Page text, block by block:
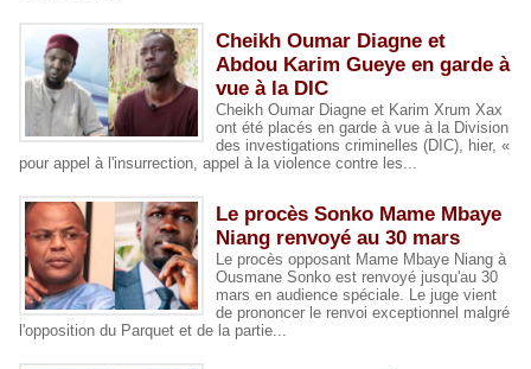
Cheikh Oumar Diagne et
Abdou Karim Gueye en garde à
vue à la DIC
Cheikh Oumar Diagne et Karim Xrum Xax
ont été placés en garde à vue à la Division
des investigations criminelles (DIC), hier, «
pour appel à l'insurrection, appel à la violence contre les...
Le procès Sonko Mame Mbaye
Niang renvoyé au 30 mars
Le procès opposant Mame Mbaye Niang à
Ousmane Sonko est renvoyé jusqu'au 30
mars en audience spéciale. Le juge vient
de prononcer le renvoi exceptionnel malgré
l'opposition du Parquet et de la partie...